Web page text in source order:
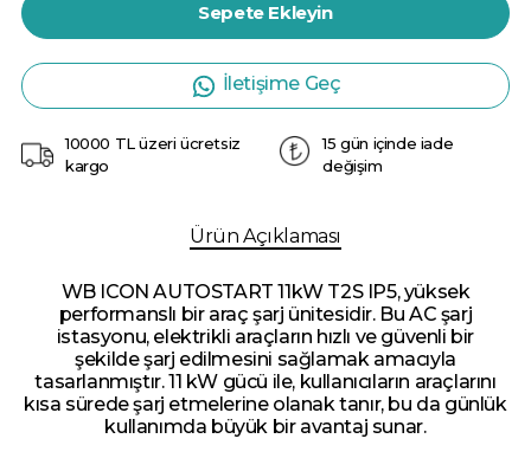
Sepete Ekleyin
İletişime Geç
10000 TL üzeri ücretsiz
kargo
15 gün içinde iade
değişim
Ürün Açıklaması
WB ICON AUTOSTART 11kW T2S IP5, yüksek
performanslı bir araç şarj ünitesidir. Bu AC şarj
istasyonu, elektrikli araçların hızlı ve güvenli bir
şekilde şarj edilmesini sağlamak amacıyla
tasarlanmıştır. 11 kW gücü ile, kullanıcıların araçlarını
kısa sürede şarj etmelerine olanak tanır, bu da günlük
kullanımda büyük bir avantaj sunar.